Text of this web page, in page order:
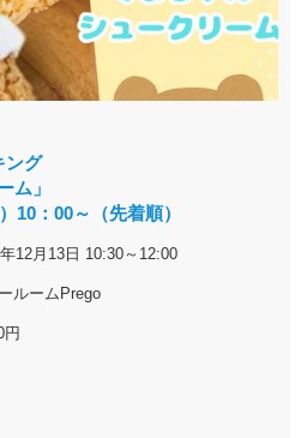
ング
ム」
10：00～（先着順）
12月13日 10:30～12:00
ルームPrego
円